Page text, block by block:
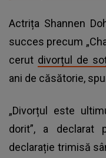
Actrița Shannen
succes precum
cerut divorțul de
ani de căsătorie,
„Divorțul este
dorit”, a declarat
declarație trimisă